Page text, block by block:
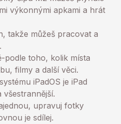
výkonnými apkami a hrát
takže můžeš pracovat a
podle toho, kolik místa
filmy a další věci.
iPadOS je iPad
všestrannější.
upravuj fotky
je sdílej.